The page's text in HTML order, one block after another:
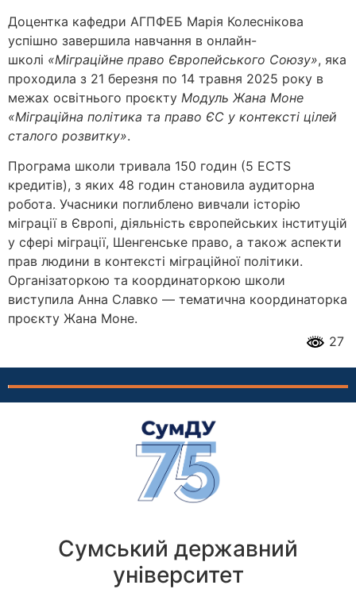
Доцентка кафедри АГПФЕБ Марія Колеснікова
успішно завершила навчання в онлайн-
школі «Міграційне право Європейського Союзу», яка
проходила з 21 березня по 14 травня 2025 року в
межах освітнього проєкту Модуль Жана Моне
«Міграційна політика та право ЄС у контексті цілей
сталого розвитку».
Програма школи тривала 150 годин (5 ECTS
кредитів), з яких 48 годин становила аудиторна
робота. Учасники поглиблено вивчали історію
міграції в Європі, діяльність європейських інституцій
у сфері міграції, Шенгенське право, а також аспекти
прав людини в контексті міграційної політики.
Організаторкою та координаторкою школи
виступила Анна Славко — тематична координаторка
проєкту Жана Моне.
27
Сумський державний
університет